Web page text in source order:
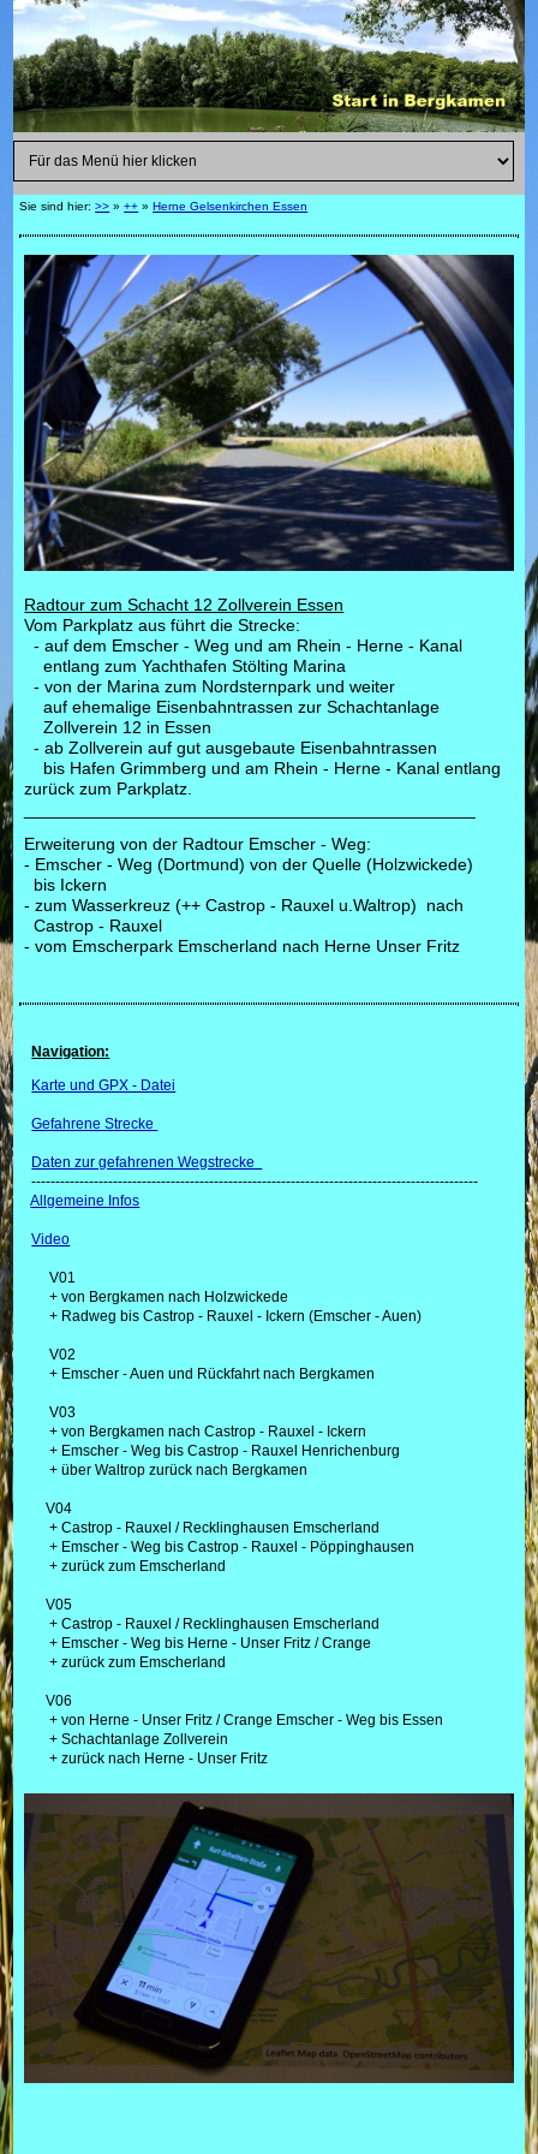
Sie sind hier:>> »++ »Herne Gelsenkirchen Essen
Radtour zum Schacht 12 Zollverein Essen
Vom Parkplatz aus führt die Strecke:
- auf dem Emscher - Weg und am Rhein - Herne - Kanal
entlang zum Yachthafen Stölting Marina
- von der Marina zum Nordsternpark und weiter
auf ehemalige Eisenbahntrassen zur Schachtanlage
Zollverein 12 in Essen
- ab Zollverein auf gut ausgebaute Eisenbahntrassen
bis Hafen Grimmberg und am Rhein - Herne - Kanal entlang
zurück zum Parkplatz.
Erweiterung von der Radtour Emscher - Weg:
- Emscher - Weg (Dortmund) von der Quelle (Holzwickede)
bis Ickern
- zum Wasserkreuz (++ Castrop - Rauxel u.Waltrop) nach
Castrop - Rauxel
- vom Emscherpark Emscherland nach Herne Unser Fritz
Navigation:
Karte und GPX - Datei
Gefahrene Strecke
Daten zur gefahrenen Wegstrecke
---------------------------------------------------------------------------------------------
Allgemeine Infos
Video
V01
+ von Bergkamen nach Holzwickede
+ Radweg bis Castrop - Rauxel - Ickern (Emscher - Auen)
V02
+ Emscher - Auen und Rückfahrt nach Bergkamen
V03
+ von Bergkamen nach Castrop - Rauxel - Ickern
+ Emscher - Weg bis Castrop - Rauxel Henrichenburg
+ über Waltrop zurück nach Bergkamen
V04
+ Castrop - Rauxel / Recklinghausen Emscherland
+ Emscher - Weg bis Castrop - Rauxel - Pöppinghausen
+ zurück zum Emscherland
V05
+ Castrop - Rauxel / Recklinghausen Emscherland
+ Emscher - Weg bis Herne - Unser Fritz / Crange
+ zurück zum Emscherland
V06
+ von Herne - Unser Fritz / Crange Emscher - Weg bis Essen
+ Schachtanlage Zollverein
+ zurück nach Herne - Unser Fritz